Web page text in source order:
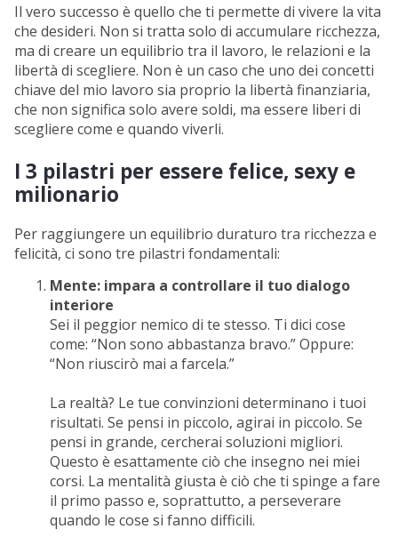
Il vero successo è quello che ti permette di vivere la vita
che desideri. Non si tratta solo di accumulare ricchezza,
ma di creare un equilibrio tra il lavoro, le relazioni e la
libertà di scegliere. Non è un caso che uno dei concetti
chiave del mio lavoro sia proprio la libertà finanziaria,
che non significa solo avere soldi, ma essere liberi di
scegliere come e quando viverli.
I 3 pilastri per essere felice, sexy e
milionario
Per raggiungere un equilibrio duraturo tra ricchezza e
felicità, ci sono tre pilastri fondamentali:
Mente: impara a controllare il tuo dialogo
interiore
Sei il peggior nemico di te stesso. Ti dici cose
come: “Non sono abbastanza bravo.” Oppure:
“Non riuscirò mai a farcela.”
La realtà? Le tue convinzioni determinano i tuoi
risultati. Se pensi in piccolo, agirai in piccolo. Se
pensi in grande, cercherai soluzioni migliori.
Questo è esattamente ciò che insegno nei miei
corsi. La mentalità giusta è ciò che ti spinge a fare
il primo passo e, soprattutto, a perseverare
quando le cose si fanno difficili.